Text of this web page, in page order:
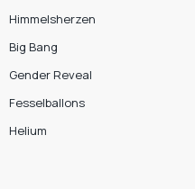
Himmelsherzen
Big Bang
Gender Reveal
Fesselballons
Helium